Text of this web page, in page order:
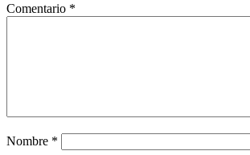
Comentario *
Nombre *